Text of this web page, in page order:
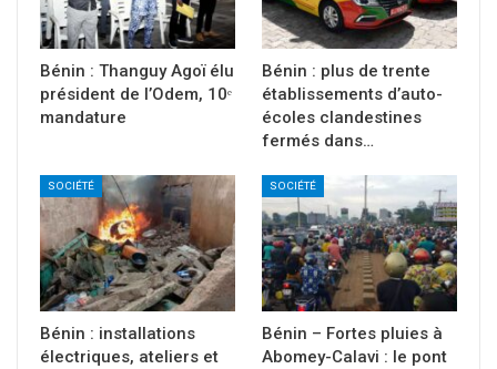
Bénin : Thanguy Agoï élu
président de l’Odem, 10ᵉ
mandature
Bénin : plus de trente
établissements d’auto-
écoles clandestines
fermés dans…
SOCIÉTÉ
Bénin : installations
électriques, ateliers et
SOCIÉTÉ
Bénin – Fortes pluies à
Abomey-Calavi : le pont